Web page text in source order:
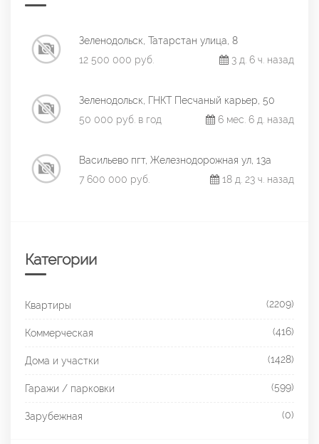
Зеленодольск, Татарстан улица, 8
12 500 000 руб.
3 д. 6 ч. назад
Зеленодольск, ГНКТ Песчаный карьер, 50
50 000 руб. в год
6 мес. 6 д. назад
Васильево пгт, Железнодорожная ул, 13а
7 600 000 руб.
18 д. 23 ч. назад
Категории
Квартиры (2209)
Коммерческая (416)
Дома и участки (1428)
Гаражи / парковки (599)
Зарубежная (0)